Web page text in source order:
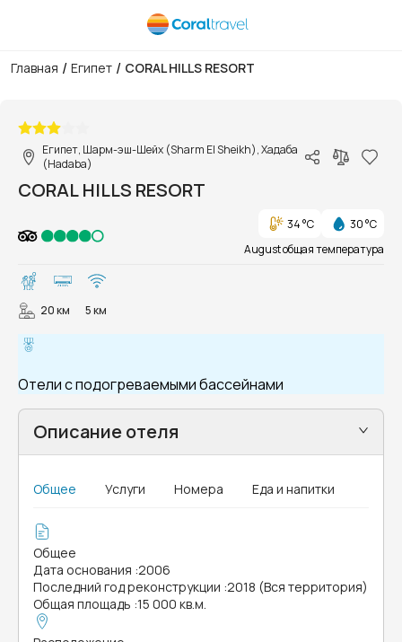
Главная / Египет / CORAL HILLS RESORT
Египет, Шарм-эш-Шейх (Sharm El Sheikh), Хадаба
(Hadaba)
CORAL HILLS RESORT
34 °C
30 °C
August общая температура
20 км 5 км
Отели с подогреваемыми бассейнами
Описание отеля
Общее Услуги Номера Еда и напитки
Общее
Дата основания :2006
Последний год реконструкции :2018 (Вся территория)
Общая площадь :15 000 кв.м.